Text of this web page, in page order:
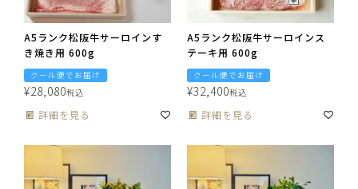
A5ランク松阪牛サーロインす
き焼き用 600g
クール便でお届け
¥28,080税込
詳細を見る
A5ランク松阪牛サーロインス
テーキ用 600g
クール便でお届け
¥32,400税込
詳細を見る